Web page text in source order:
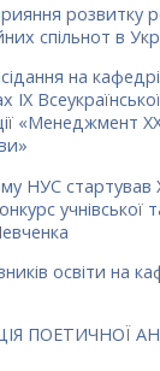
розвитку
спільнот в
на
ІХ
«Менеджмент
НУС
учнівської
освіти на
ПОЕТИЧНОЇ